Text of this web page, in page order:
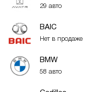
29 авто
BAIC
Нет в продаже
BMW
58 авто